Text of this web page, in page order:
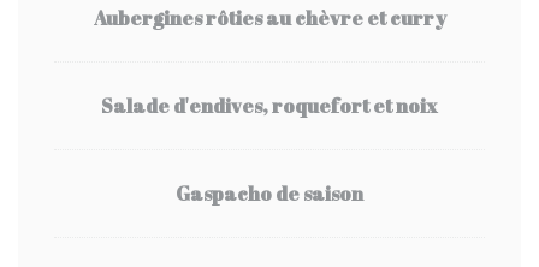
Aubergines rôties au chèvre et curry
Salade d'endives, roquefort et noix
Gaspacho de saison